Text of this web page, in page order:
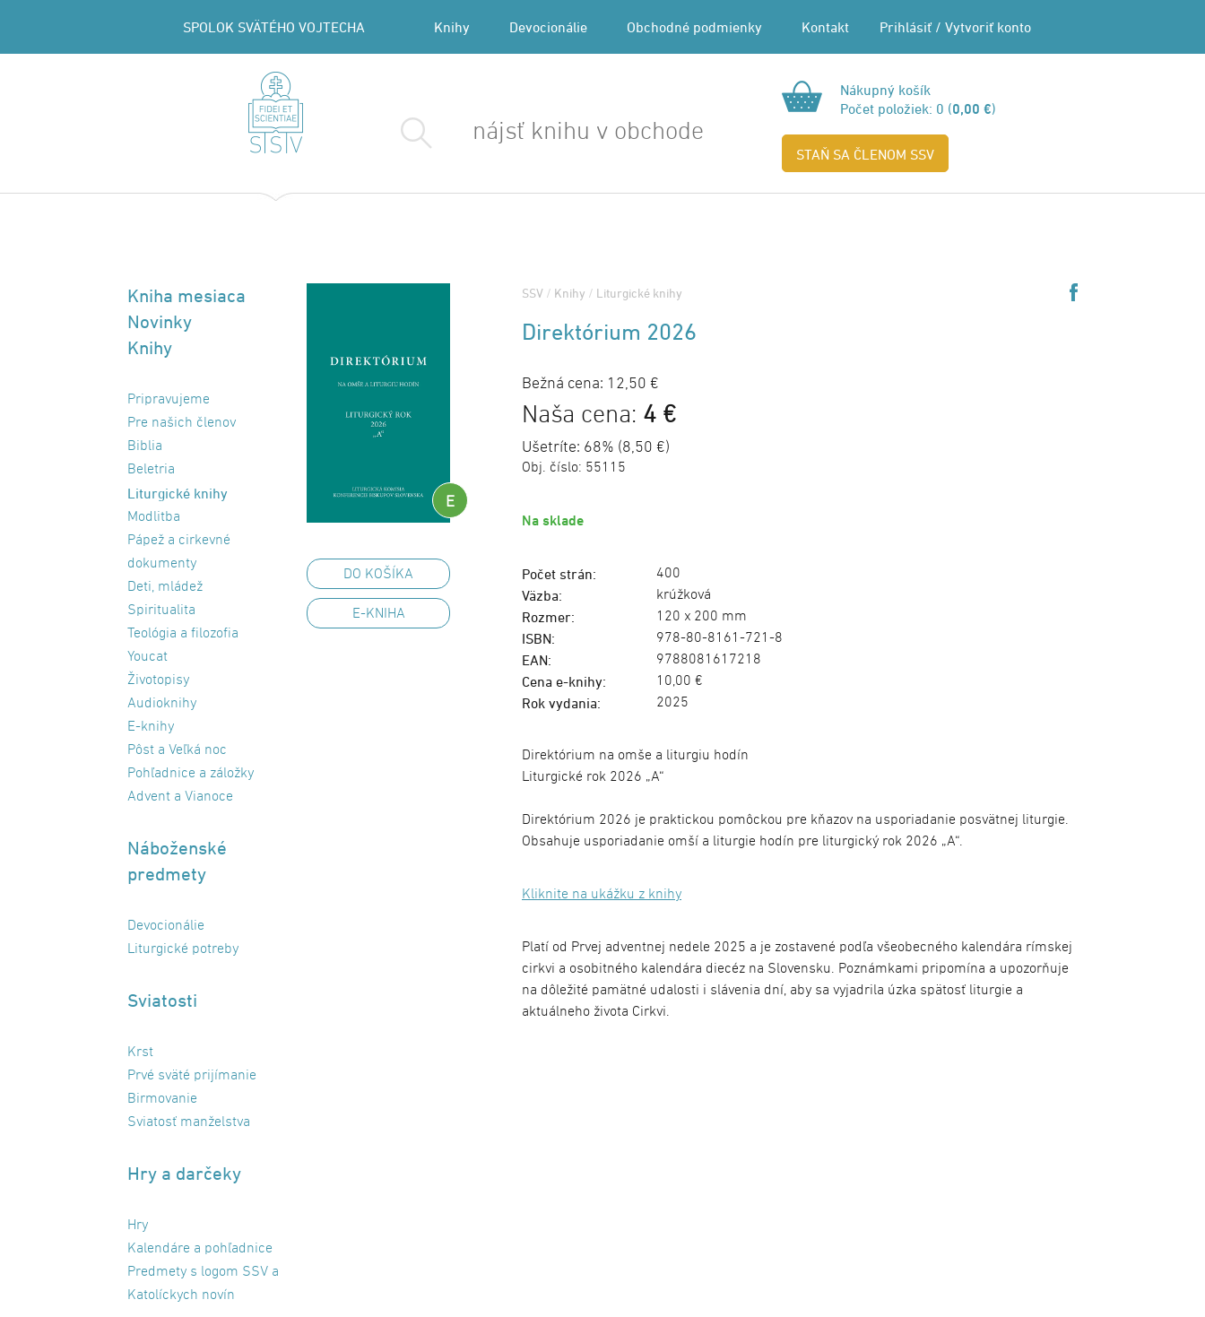
SPOLOK SVÄTÉHO VOJTECHA Knihy Devocionálie Obchodné podmienky Kontakt Prihlásiť / Vytvoriť konto
Nákupný košík
Počet položiek: 0 (0,00 €)
STAŇ SA ČLENOM SSV
SSV / Knihy / Liturgické knihy
Direktórium 2026
Bežná cena: 12,50 €
Naša cena: 4 €
Ušetríte: 68% (8,50 €)
Obj. číslo: 55115
Na sklade
Počet strán: 400
Väzba: krúžková
Rozmer: 120 x 200 mm
ISBN: 978-80-8161-721-8
EAN: 9788081617218
Cena e-knihy: 10,00 €
Rok vydania: 2025
Direktórium na omše a liturgiu hodín
Liturgické rok 2026 „A“
Direktórium 2026 je praktickou pomôckou pre kňazov na usporiadanie posvätnej liturgie.
Obsahuje usporiadanie omší a liturgie hodín pre liturgický rok 2026 „A“.
Kliknite na ukážku z knihy
Platí od Prvej adventnej nedele 2025 a je zostavené podľa všeobecného kalendára rímskej
cirkvi a osobitného kalendára diecéz na Slovensku. Poznámkami pripomína a upozorňuje
na dôležité pamätné udalosti i slávenia dní, aby sa vyjadrila úzka spätosť liturgie a
aktuálneho života Cirkvi.
E
DO KOŠÍKA
E-KNIHA
Kniha mesiaca
Novinky
Knihy
Pripravujeme
Pre našich členov
Biblia
Beletria
Liturgické knihy
Modlitba
Pápež a cirkevné
dokumenty
Deti, mládež
Spiritualita
Teológia a filozofia
Youcat
Životopisy
Audioknihy
E-knihy
Pôst a Veľká noc
Pohľadnice a záložky
Advent a Vianoce
Náboženské
predmety
Devocionálie
Liturgické potreby
Sviatosti
Krst
Prvé sväté prijímanie
Birmovanie
Sviatosť manželstva
Hry a darčeky
Hry
Kalendáre a pohľadnice
Predmety s logom SSV a
Katolíckych novín